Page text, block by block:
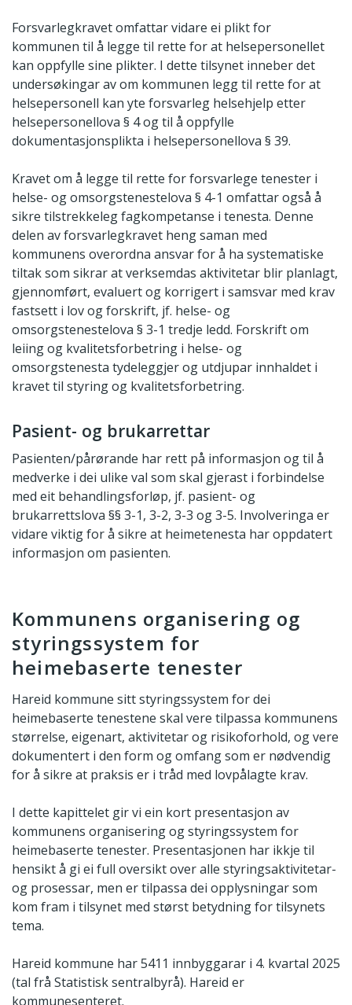
Forsvarlegkravet omfattar vidare ei plikt for
kommunen til å legge til rette for at helsepersonellet
kan oppfylle sine plikter. I dette tilsynet inneber det
undersøkingar av om kommunen legg til rette for at
helsepersonell kan yte forsvarleg helsehjelp etter
helsepersonellova § 4 og til å oppfylle
dokumentasjonsplikta i helsepersonellova § 39.
Kravet om å legge til rette for forsvarlege tenester i
helse- og omsorgstenestelova § 4-1 omfattar også å
sikre tilstrekkeleg fagkompetanse i tenesta. Denne
delen av forsvarlegkravet heng saman med
kommunens overordna ansvar for å ha systematiske
tiltak som sikrar at verksemdas aktivitetar blir planlagt,
gjennomført, evaluert og korrigert i samsvar med krav
fastsett i lov og forskrift, jf. helse- og
omsorgstenestelova § 3-1 tredje ledd. Forskrift om
leiing og kvalitetsforbetring i helse- og
omsorgstenesta tydeleggjer og utdjupar innhaldet i
kravet til styring og kvalitetsforbetring.
Pasient- og brukarrettar
Pasienten/pårørande har rett på informasjon og til å
medverke i dei ulike val som skal gjerast i forbindelse
med eit behandlingsforløp, jf. pasient- og
brukarrettslova §§ 3-1, 3-2, 3-3 og 3-5. Involveringa er
vidare viktig for å sikre at heimetenesta har oppdatert
informasjon om pasienten.
Kommunens organisering og
styringssystem for
heimebaserte tenester
Hareid kommune sitt styringssystem for dei
heimebaserte tenestene skal vere tilpassa kommunens
størrelse, eigenart, aktivitetar og risikoforhold, og vere
dokumentert i den form og omfang som er nødvendig
for å sikre at praksis er i tråd med lovpålagte krav.
I dette kapittelet gir vi ein kort presentasjon av
kommunens organisering og styringssystem for
heimebaserte tenester. Presentasjonen har ikkje til
hensikt å gi ei full oversikt over alle styringsaktivitetar-
og prosessar, men er tilpassa dei opplysningar som
kom fram i tilsynet med størst betydning for tilsynets
tema.
Hareid kommune har 5411 innbyggarar i 4. kvartal 2025
(tal frå Statistisk sentralbyrå). Hareid er
kommunesenteret.